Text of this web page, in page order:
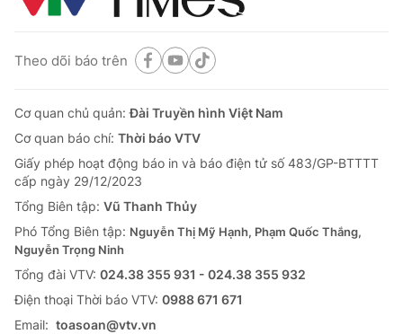
Theo dõi báo trên
Cơ quan chủ quản:Đài Truyền hình Việt Nam
Cơ quan báo chí: Thời báo VTV
Giấy phép hoạt động báo in và báo điện tử số 483/GP-BTTTT
cấp ngày 29/12/2023
Tổng Biên tập: Vũ Thanh Thủy
Phó Tổng Biên tập: Nguyễn Thị Mỹ Hạnh, Phạm Quốc Thắng,
Nguyễn Trọng Ninh
Tổng đài VTV: 024.38 355 931 - 024.38 355 932
Ðiện thoại Thời báo VTV: 0988 671 671
Email: toasoan@vtv.vn